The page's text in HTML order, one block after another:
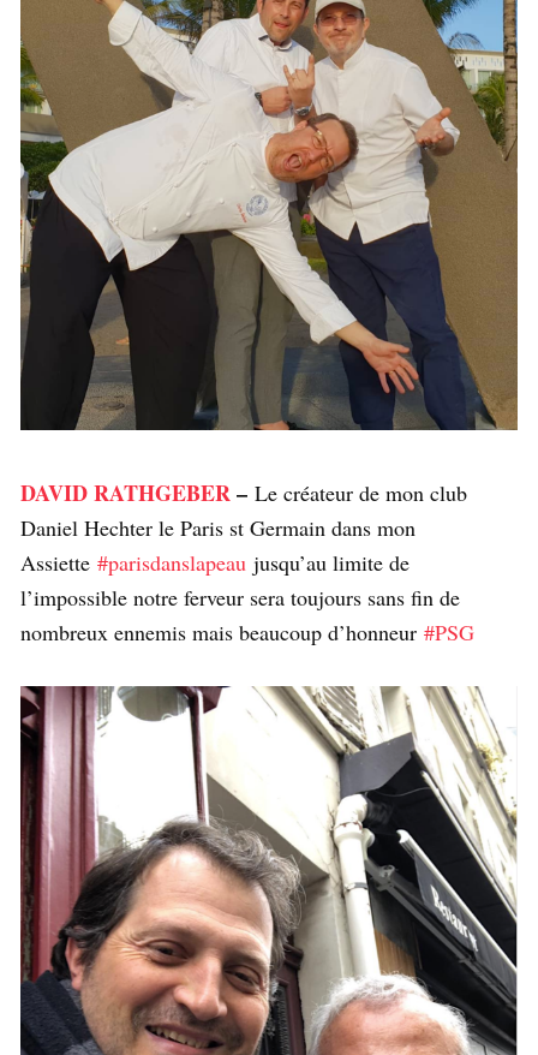
DAVID RATHGEBER– Le créateur de mon club
Daniel Hechter le Paris st Germain dans mon
Assiette #parisdanslapeau jusqu’au limite de
l’impossible notre ferveur sera toujours sans fin de
nombreux ennemis mais beaucoup d’honneur #PSG